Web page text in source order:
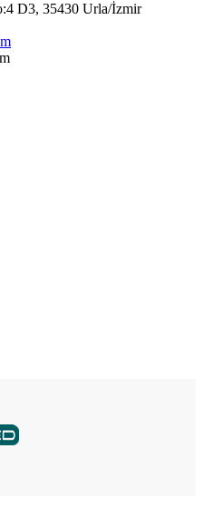
D3, 35430 Urla/İzmir